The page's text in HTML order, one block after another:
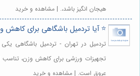
هیجان انگیز باشد،. | مشاهده و خرید
⭐️ آیا تردمیل باشگاهی برای
تردمیل در تهران - تردمیل باشگاهی
تجهیزات ورزشی برای کاهش وزن، تناسب
عروق است. | مشاهده و خرید